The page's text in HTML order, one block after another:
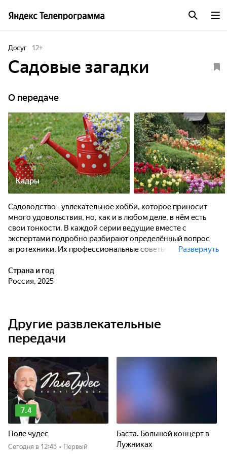
Досуг 12+
Садовые загадки
О передаче
Кадры
Садоводство - увлекательное хобби, которое приносит
много удовольствия, но, как и в любом деле, в нём есть
свои тонкости. В каждой серии ведущие вместе с
экспертами подробно разбирают определённый вопрос
агротехники. Их профессиональные советы решат любую
Развернуть
Страна и год
Россия, 2025
Другие развлекательные
передачи
7.4
Поле чудес
Сегодня в 12:45 • Первый
Баста. Большой концерт в
Лужниках